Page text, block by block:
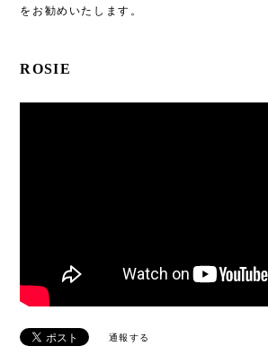
をお勧めいたします。
ROSIE
通報する